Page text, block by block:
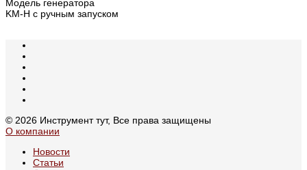
Модель генератора
KM-H с ручным запуском
© 2026 Инструмент тут, Все права защищены
О компании
Новости
Статьи